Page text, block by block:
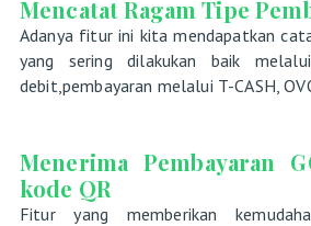
Mencatat Ragam Tipe
Adanya fitur ini kita mendapatkan
yang sering dilakukan baik
debit,pembayaran melalui T-CASH,
Menerima Pembayaran
kode QR
Fitur yang memberikan